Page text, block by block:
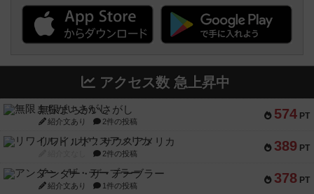
アクセス数 急上昇中
574 PT
無限まちがいさがし
紹介文あり 2件の投稿
389 PT
リワイルド：サウスアメリカ
2件の投稿
378 PT
アンダー・ザ・テーブラー
紹介文あり 1件の投稿